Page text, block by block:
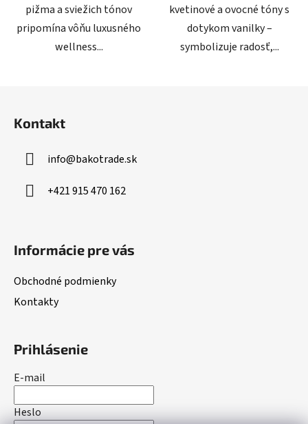
pižma a sviežich tónov
pripomína vôňu luxusného
wellness...
kvetinové a ovocné tóny s
dotykom vanilky –
symbolizuje radosť,...
Kontakt
info@bakotrade.sk
+421 915 470 162
Informácie pre vás
Obchodné podmienky
Kontakty
Prihlásenie
E-mail
Heslo